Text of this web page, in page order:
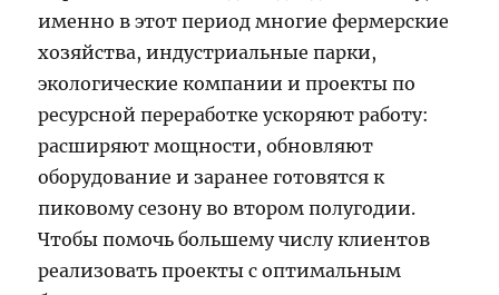
именно в этот период многие фермерские
хозяйства, индустриальные парки,
экологические компании и проекты по
ресурсной переработке ускоряют работу:
расширяют мощности, обновляют
оборудование и заранее готовятся к
пиковому сезону во втором полугодии.
Чтобы помочь большему числу клиентов
реализовать проекты с оптимальным